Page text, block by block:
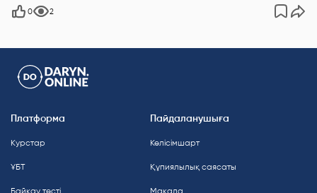
0 2
Платформа
Курстар
ҰБТ
Байқау тесті
Пайдаланушыға
Келісімшарт
Құпиялылық саясаты
Мақала